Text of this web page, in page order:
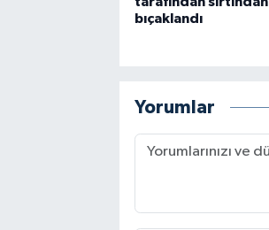
bıçaklandı
Yorumlar